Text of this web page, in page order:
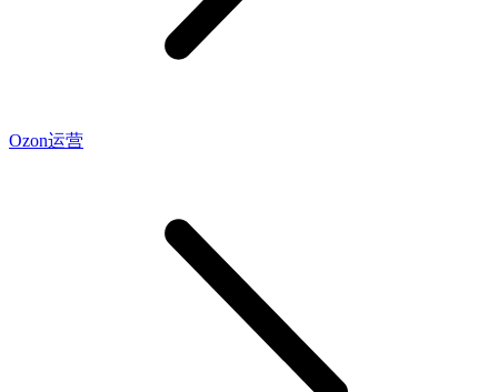
Ozon运营